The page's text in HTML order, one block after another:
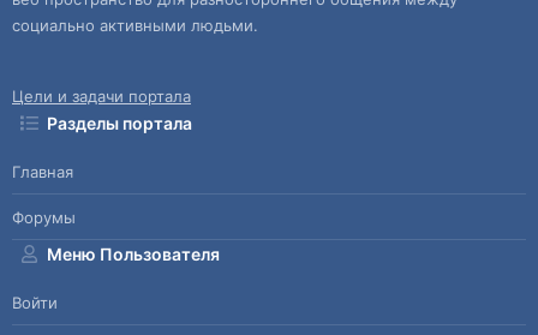
социально активными людьми.
Цели и задачи портала
Разделы портала
Главная
Форумы
Меню Пользователя
Войти